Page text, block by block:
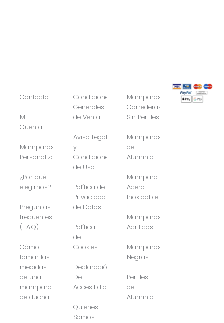
Contacto
Mi
Cuenta
Mamparas
Personalizadas
¿Por qué
elegirnos?
Preguntas
frecuentes
(F.A.Q)
Cómo
tomar las
medidas
de una
mampara
de ducha
Condiciones
Generales
de Venta
Aviso Legal
y
Condiciones
de Uso
Política de
Privacidad
de Datos
Política
de
Cookies
Declaración
De
Accesibilidad
Quienes
Somos
Mamparas
Correderas
Sin Perfiles
Mamparas
de
Aluminio
Mampara
Acero
Inoxidable
Mamparas
Acrilicas
Mamparas
Negras
Perfiles
de
Aluminio